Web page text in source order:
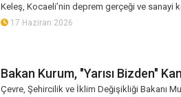
Keleş, Kocaeli’nin deprem gerçeği ve sanayi
17 Haziran 2026
Bakan Kurum, "Yarısı Bizden"
Çevre, Şehircilik ve İklim Değişikliği Bakanı